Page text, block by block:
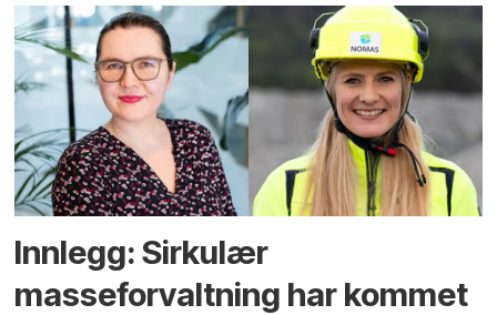
Innlegg: Sirkulær
masseforvaltning har kommet